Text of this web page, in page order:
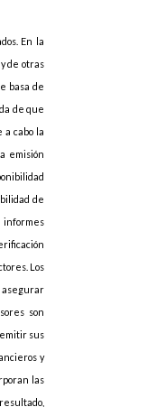
En la
de otras
basa de
de que
cabo la
emisión
de
informes
Los
asegurar
son
emitir sus
y
las